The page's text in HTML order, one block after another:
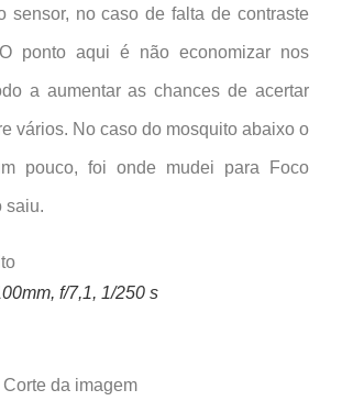
sensor, no caso de falta de contraste
ponto aqui é não economizar nos
a aumentar as chances de acertar
vários. No caso do mosquito abaixo o
pouco, foi onde mudei para Foco
saiu.
f/7,1, 1/250 s
da imagem